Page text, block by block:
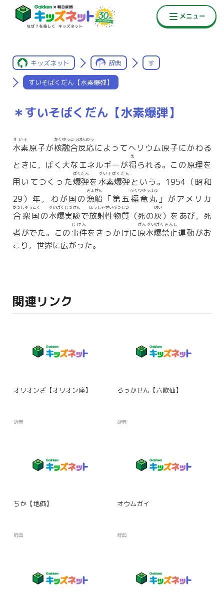
キッズネット 辞典 す
すいそばくだん【水素爆弾】
＊すいそばくだん【水素爆弾】
水素
すいそ
原子が核融合
かくゆうごう
反応
はんのう
によってヘリウム原子にかわる
ときに，ばく大なエネルギーが得
え
られる。この原理を
用いてつくった爆弾
ばくだん
を 水素爆弾
すいそばくだん
という。1954（昭和
29）年，わが国の漁船
ぎょせん
「第五福竜丸
ふくりゅうまる
」がアメリカ
合衆国
がっしゅうこく
の水爆実験
すいばくじっけん
で放射性物質
ほうしゃせいぶっしつ
（死の灰
はい
）をあび，死
者がでた。この事件
じけん
をきっかけに原水爆禁止
げんすいばくきんし
運動がお
こり，世界に広がった。
関連リンク
オリオンざ【オリオン座】
辞典
ろっかせん【六歌仙】
辞典
ちか【地価】
辞典
オウムガイ
辞典